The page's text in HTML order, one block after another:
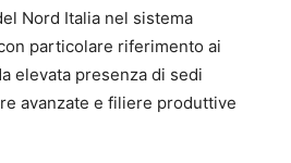
Nord Italia nel sistema
particolare riferimento ai
elevata presenza di sedi
avanzate e filiere produttive